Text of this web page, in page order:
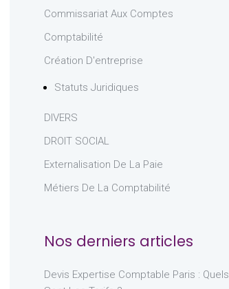
Commissariat Aux Comptes
Comptabilité
Création D'entreprise
Statuts Juridiques
DIVERS
DROIT SOCIAL
Externalisation De La Paie
Métiers De La Comptabilité
Nos derniers articles
Devis Expertise Comptable Paris : Quels